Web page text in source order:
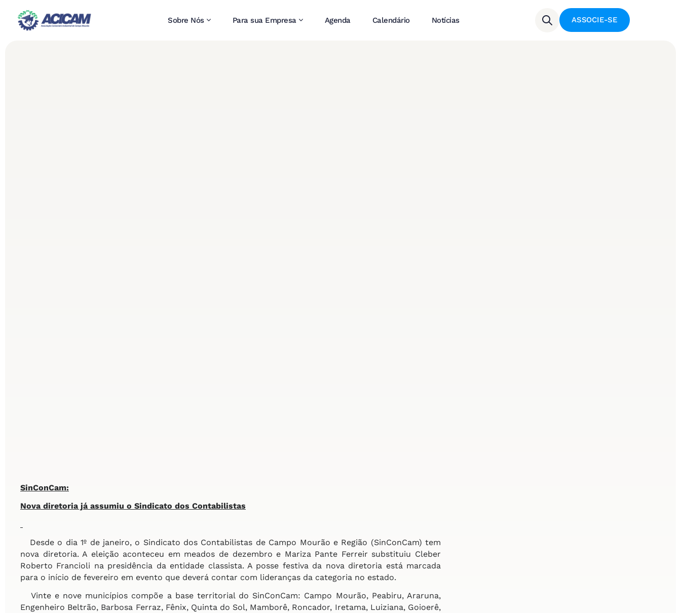
Sobre Nós Para sua Empresa Agenda Calendário Notícias ASSOCIE-SE
SinConCam:
Nova diretoria já assumiu o Sindicato dos Contabilistas
Desde o dia 1º de janeiro, o Sindicato dos Contabilistas de Campo Mourão e Região (SinConCam) tem
nova diretoria. A eleição aconteceu em meados de dezembro e Mariza Pante Ferreir substituiu Cleber
Roberto Francioli na presidência da entidade classista. A posse festiva da nova diretoria está marcada
para o início de fevereiro em evento que deverá contar com lideranças da categoria no estado.
Vinte e nove municípios compõe a base territorial do SinConCam: Campo Mourão, Peabiru, Araruna,
Engenheiro Beltrão, Barbosa Ferraz, Fênix, Quinta do Sol, Mamborê, Roncador, Iretama, Luiziana, Goioerê,